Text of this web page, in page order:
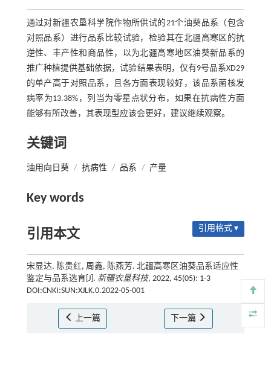
通过对新疆农垦科学院作物所供试的21个油葵品系（包含
对照品系）进行品系比较试验，检验其在北疆高寒区的抗
逆性、丰产性和商品性，以为北疆高寒地区油葵新品系的
推广种植提供基础依据，试验结果表明，仅有9号品系XD29
的单产高于对照品系，且各方面表现较好，该品系菌核发
病率为13.38%，列当为零星点状分布，如果在抗病性方面
能够有所改善，其表现型应该会更好，建议继续观察。
关键词
油用向日葵 / 抗病性 / 品系 / 产量
Key words
引用本文 引用格式 ▾
宋显达, 陈贵红, 周鑫, 陈燕芳. 北疆高寒区油葵品系适应性
鉴定与品系选育[J]. 新疆农垦科技, 2022, 45(05): 1-3
DOI:CNKI:SUN:XJLK.0.2022-05-001
上一篇 下一篇